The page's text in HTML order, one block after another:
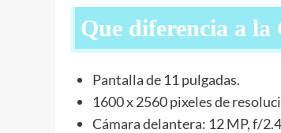
Que diferencia a la
Pantalla de 11 pulgadas.
1600 x 2560 pixeles de
Cámara delantera: 12 MP, f/